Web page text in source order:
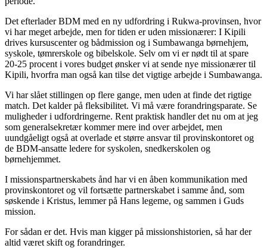
Det efterlader BDM med en ny udfordring i Rukwa-provinsen, hvor
vi har meget arbejde, men for tiden er uden missionærer: I Kipili
drives kursuscenter og bådmission og i Sumbawanga børnehjem,
syskole, tømrerskole og bibelskole. Selv om vi er nødt til at spare
20-25 procent i vores budget ønsker vi at sende nye missionærer til
Kipili, hvorfra man også kan tilse det vigtige arbejde i Sumbawanga.
Vi har slået stillingen op flere gange, men uden at finde det rigtige
match. Det kalder på fleksibilitet. Vi må være forandringsparate. Se
muligheder i udfordringerne. Rent praktisk handler det nu om at jeg
som generalsekretær kommer mere ind over arbejdet, men
uundgåeligt også at overlade et større ansvar til provinskontoret og
de BDM-ansatte ledere for syskolen, snedkerskolen og
børnehjemmet.
I missionspartnerskabets ånd har vi en åben kommunikation med
provinskontoret og vil fortsætte partnerskabet i samme ånd, som
søskende i Kristus, lemmer på Hans legeme, og sammen i Guds
mission.
For sådan er det. Hvis man kigger på missionshistorien, så har der
altid været skift og forandringer.